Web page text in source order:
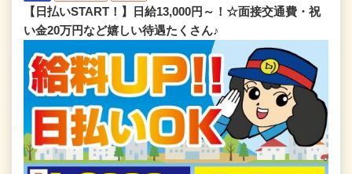
【日払いSTART！】日給13,000円～！☆面接交通費・祝
い金20万円など嬉しい待遇たくさん♪